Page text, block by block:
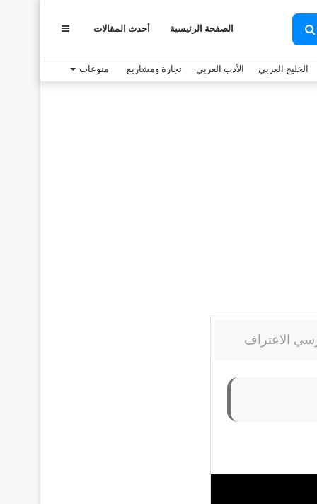
بحث
عن
الصفحة الرئيسية أحدث المقالات
الخليج العربي الأدب العربي تجارة ومشاريع منوعات
الاعتراف